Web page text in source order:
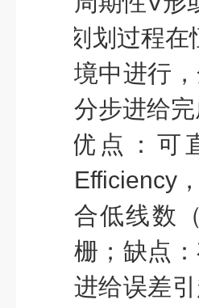
刻划过程在
境中进行
分步进给
优点：可
Efficiency
合低线数（
栅；缺点
进给误差